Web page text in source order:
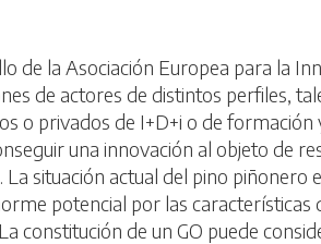
de la Asociación Europea para la
de actores de distintos perfiles,
o privados de I+D+i o de
una innovación al objeto de
situación actual del pino piñonero
potencial por las características
constitución de un GO puede